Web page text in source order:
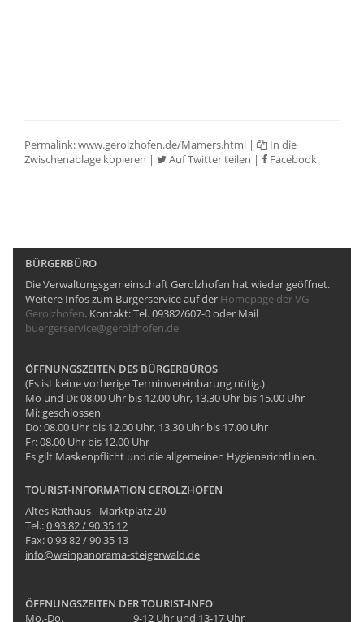
Permalink:www.gerolzhofen.de/Mamers.html |
In die
Zwischenablage kopieren | Auf Twitter teilen | Facebook
BÜRGERBÜRO
Die Verwaltungsgemeinschaft Gerolzhofen hat wieder geöffnet.
Weitere Infos zum Bürgerservice auf der Homepage der VG
Gerolzhofen. Kontakt: Tel. 09382/607-0 oder Mail
buergerservice@gerolzhofen.de
ÖFFNUNGSZEITEN DES BÜRGERBÜROS
(Es ist keine vorherige Terminvereinbarung nötig.)
Mo und Di: 08.00 Uhr bis 12.00 Uhr, 13.30 Uhr bis 15.00 Uhr
Mi: geschlossen
Do: 08.00 Uhr bis 12.00 Uhr, 13.30 Uhr bis 17.00 Uhr
Fr: 08.00 Uhr bis 12.00 Uhr
Es gilt Maskenpflicht und die allgemeinen Hygienerichtlinien.
TOURIST-INFORMATION GEROLZHOFEN
Altes Rathaus - Marktplatz 20
Tel.:0 93 82 / 90 35 12
Fax: 0 93 82 / 90 35 13
info@weinpanorama-steigerwald.de
ÖFFNUNGSZEITEN DER TOURIST-INFO
Mo.-Do.
9-12 Uhr und 13-17 Uhr